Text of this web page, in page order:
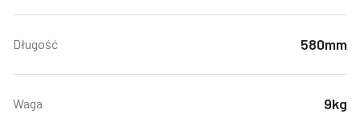
Długość 580mm
Waga 9kg